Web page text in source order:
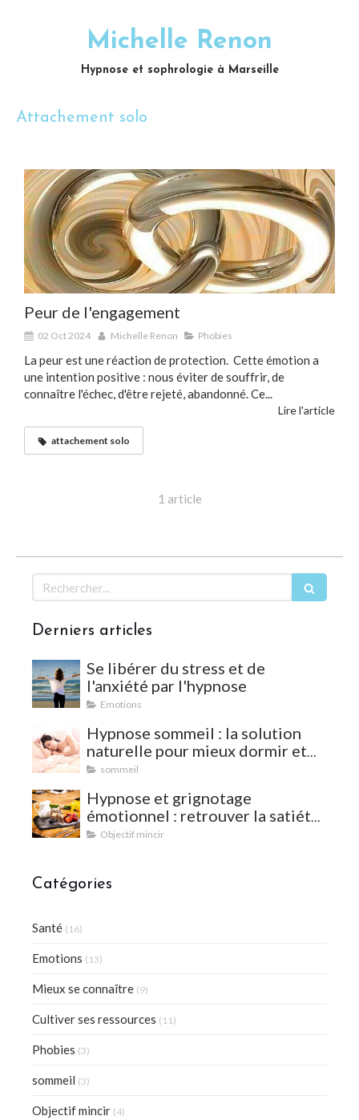
Michelle Renon
Hypnose et sophrologie à Marseille
Attachement solo
Peur de l'engagement
02 Oct 2024 Michelle Renon Phobies
La peur est une réaction de protection. Cette émotion a
une intention positive : nous éviter de souffrir, de
connaître l'échec, d'être rejeté, abandonné. Ce...
Lire l'article
attachement solo
1 article
Rechercher
Derniers articles
Se libérer du stress et de
l'anxiété par l'hypnose
Emotions
Hypnose sommeil : la solution
naturelle pour mieux dormir et
vaincre les insomnies
sommeil
Hypnose et grignotage
émotionnel : retrouver la satiété
et l'équilibre
Objectif mincir
Catégories
Santé (16)
Emotions (13)
Mieux se connaître (9)
Cultiver ses ressources (11)
Phobies (3)
sommeil (3)
Objectif mincir (4)